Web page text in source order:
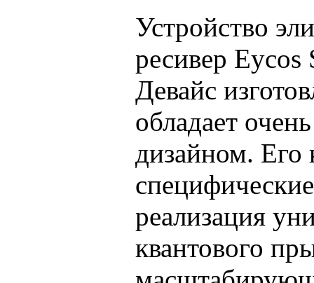
Устройство
ресивер
Девайс
обладает
дизайном. Его
реализация
квантового